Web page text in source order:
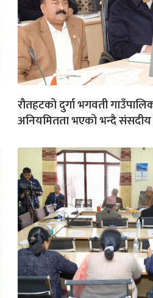
रौतहटको दुर्गा भगवती
अनियमितता भएको भन्दै संसदीय